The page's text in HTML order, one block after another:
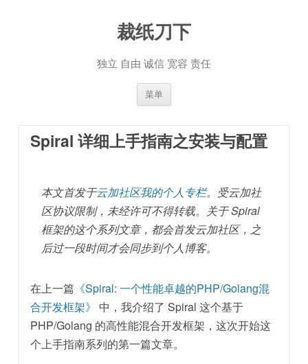
裁纸刀下
独立 自由 诚信 宽容 责任
菜单
Spiral 详细上手指南之安装与配置
本文首发于云加社区我的个人专栏。受云加社
区协议限制，未经许可不得转载。关于 Spiral
框架的这个系列文章，都会首发云加社区，之
后过一段时间才会同步到个人博客。
在上一篇 《Spiral: 一个性能卓越的PHP/Golang混
合开发框架》
中，我介绍了 Spiral 这个基于
PHP/Golang 的高性能混合开发框架，这次开始这
个上手指南系列的第一篇文章。